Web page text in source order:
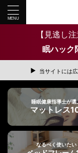
【見逃し
眠ハック
当サイトには
睡眠健康指導士が選
マットレス
なるべく使いたい